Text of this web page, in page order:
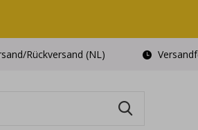
Rückversand (NL)